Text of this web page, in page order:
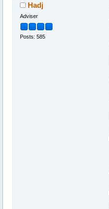
Hadj
Adviser
Posts: 585